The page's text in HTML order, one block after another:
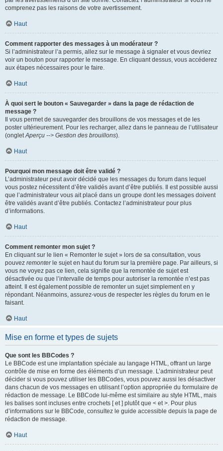
comprenez pas les raisons de votre avertissement.
Haut
Comment rapporter des messages à un modérateur ?
Si l’administrateur l’a permis, allez sur le message à signaler et vous devriez
voir un bouton pour rapporter le message. En cliquant dessus, vous accéderez
aux étapes nécessaires pour le faire.
Haut
À quoi sert le bouton « Sauvegarder » dans la page de rédaction de
message ?
Il vous permet de sauvegarder des brouillons de vos messages et de les
poster ultérieurement. Pour les recharger, allez dans le panneau de l’utilisateur
(ongletAperçu --> Gestion des brouillons).
Haut
Pourquoi mon message doit être validé ?
L’administrateur peut avoir décidé que les messages du forum dans lequel
vous postez nécessitent d’être validés avant d’être publiés. Il est possible aussi
que l’administrateur vous ait placé dans un groupe dont les messages doivent
être validés avant d’être publiés. Contactez l’administrateur pour plus
d’informations.
Haut
Comment remonter mon sujet ?
En cliquant sur le lien « Remonter le sujet » lors de sa consultation, vous
pouvez remonterle sujet en haut du forum sur la première page. Par ailleurs, si
vous ne voyez pas ce lien, cela signifie que la remontée de sujet est
désactivée ou que l’intervalle de temps pour autoriser la remontée n’est pas
atteint. Il est également possible de remonter un sujet simplement en y
répondant. Néanmoins, assurez-vous de respecter les règles du forum en le
faisant.
Haut
Mise en forme et types de sujets
Que sont les BBCodes ?
Le BBCode est une implantation spéciale au langage HTML, offrant un large
contrôle de mise en forme des éléments d’un message. L’administrateur peut
décider si vous pouvez utiliser les BBCodes, vous pouvez aussi les désactiver
dans chacun de vos messages en utilisant l’option appropriée du formulaire de
rédaction de message. Le BBCode lui-même est similaire au style HTML, mais
les balises sont incluses entre crochets [ et ] plutôt que < et >. Pour plus
d’informations sur le BBCode, consultez le guide accessible depuis la page de
rédaction de message.
Haut